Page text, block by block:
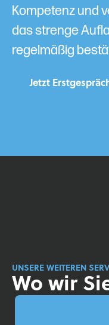
Kompetenz und
das strenge
regelmäßig
Jetzt
UNSERE WEITEREN
Wo wir